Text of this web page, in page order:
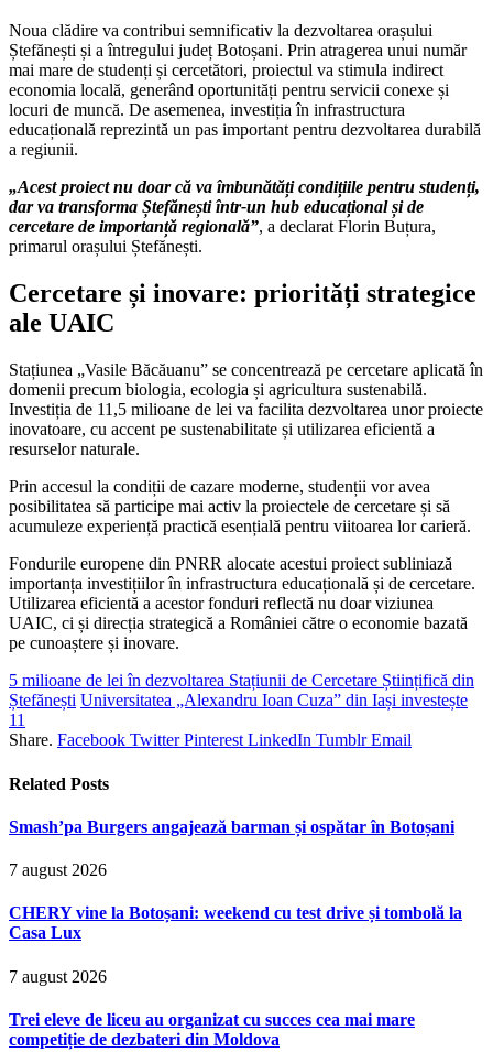
Noua clădire va contribui semnificativ la dezvoltarea orașului
Ștefănești și a întregului județ Botoșani. Prin atragerea unui număr
mai mare de studenți și cercetători, proiectul va stimula indirect
economia locală, generând oportunități pentru servicii conexe și
locuri de muncă. De asemenea, investiția în infrastructura
educațională reprezintă un pas important pentru dezvoltarea durabilă
a regiunii.
„Acest proiect nu doar că va îmbunătăți condițiile pentru studenți,
dar va transforma Ștefănești într-un hub educațional și de
cercetare de importanță regională”, a declarat Florin Buțura,
primarul orașului Ștefănești.
Cercetare și inovare: priorități strategice
ale UAIC
Stațiunea „Vasile Băcăuanu” se concentrează pe cercetare aplicată în
domenii precum biologia, ecologia și agricultura sustenabilă.
Investiția de 11,5 milioane de lei va facilita dezvoltarea unor proiecte
inovatoare, cu accent pe sustenabilitate și utilizarea eficientă a
resurselor naturale.
Prin accesul la condiții de cazare moderne, studenții vor avea
posibilitatea să participe mai activ la proiectele de cercetare și să
acumuleze experiență practică esențială pentru viitoarea lor carieră.
Fondurile europene din PNRR alocate acestui proiect subliniază
importanța investițiilor în infrastructura educațională și de cercetare.
Utilizarea eficientă a acestor fonduri reflectă nu doar viziunea
UAIC, ci și direcția strategică a României către o economie bazată
pe cunoaștere și inovare.
5 milioane de lei în dezvoltarea Stațiunii de Cercetare Științifică din
Ștefănești Universitatea „Alexandru Ioan Cuza” din Iași investește
11
Share. Facebook Twitter Pinterest LinkedIn Tumblr Email
Related Posts
Smash’pa Burgers angajează barman și ospătar în Botoșani
7 august 2026
CHERY vine la Botoșani: weekend cu test drive și tombolă la
Casa Lux
7 august 2026
Trei eleve de liceu au organizat cu succes cea mai mare
competiție de dezbateri din Moldova